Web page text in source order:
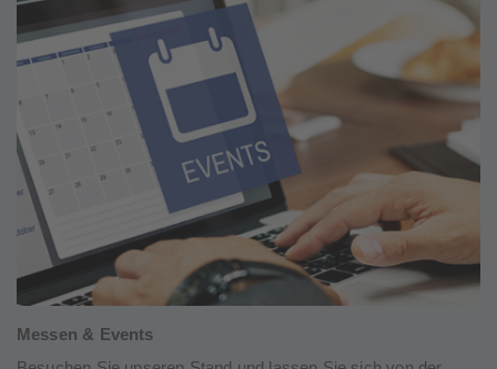
Messen & Events